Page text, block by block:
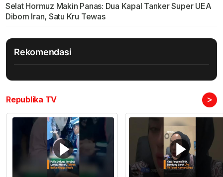
Selat Hormuz Makin Panas: Dua Kapal Tanker Super UEA
Dibom Iran, Satu Kru Tewas
Rekomendasi
Republika TV >